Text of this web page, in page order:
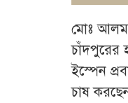
মোঃ
চাঁদপুরের
ইস্পেন
চাষ